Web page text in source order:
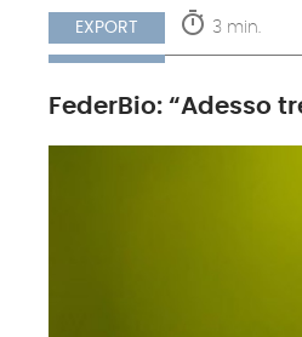
EXPORT timer 3 min.
FederBio: “Adesso